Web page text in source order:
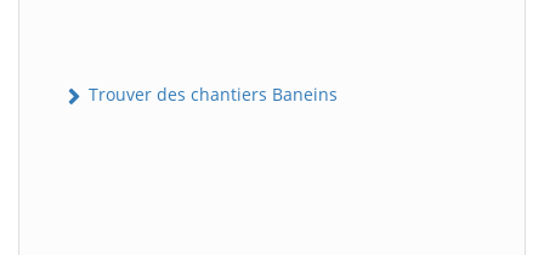
Trouver des chantiers Baneins